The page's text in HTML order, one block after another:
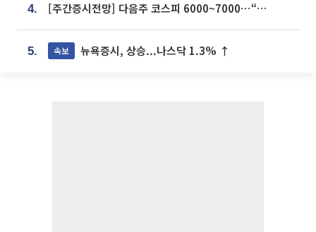
4. [주간증시전망] 다음주 코스피 6000~7000⋯“外人 수급은 정책이 변수”
5. 속보 뉴욕증시, 상승...나스닥 1.3% ↑